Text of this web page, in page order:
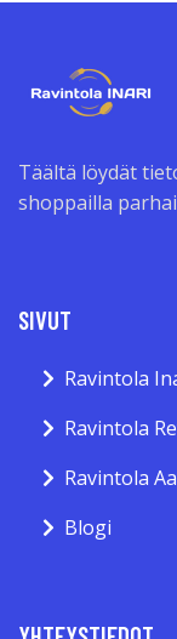
Täältä löydät
shoppailla
SIVUT
Ravintola
Ravintola
Ravintola
Blogi